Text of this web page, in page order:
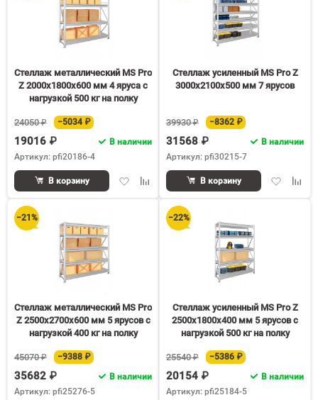
Стеллаж металлический MS Pro
Z 2000х1800х600 мм 4 яруса с
нагрузкой 500 кг на полку
24050 ₽ −5034 ₽
19016 ₽
В наличии
Артикул: pfi20186-4
ДобавитьДобавить
сравнению
В корзину
Стеллаж усиленный MS Pro Z
3000х2100х500 мм 7 ярусов
39930 ₽ −8362 ₽
31568 ₽
В наличии
Артикул: pfi30215-7
Добавить
В корзину
−21%
Стеллаж металлический MS Pro
Z 2500х2700х600 мм 5 ярусов с
нагрузкой 400 кг на полку
45070 ₽ −9388 ₽
35682 ₽
В наличии
Артикул: pfi25276-5
−22%
Стеллаж усиленный MS Pro Z
2500х1800х400 мм 5 ярусов с
нагрузкой 500 кг на полку
25540 ₽ −5386 ₽
20154 ₽
В наличии
Артикул: pfi25184-5